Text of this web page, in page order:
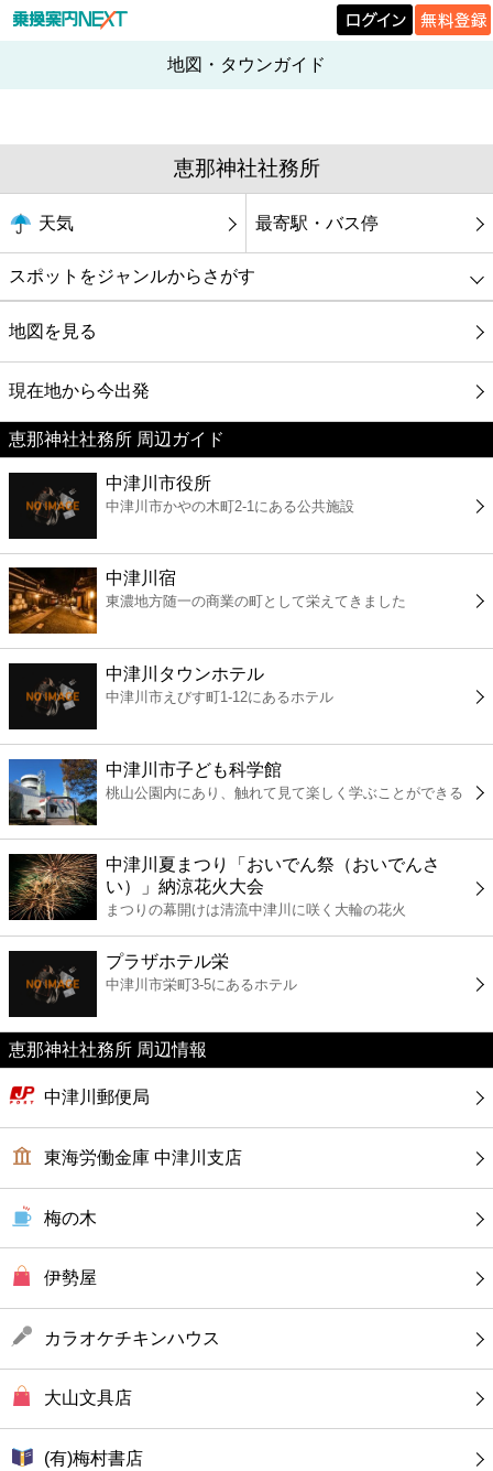
地図・タウンガイド
恵那神社社務所
天気 最寄駅・バス停
スポットをジャンルからさがす
グルメ
映画
美容
コンビニ
薬局
スーパー
エンタメ
レジャー
書店
ファミレス
ファーストフード
カフェ
ショッピング
銀行
公共
病院
ホテル
地図を見る
現在地から今出発
恵那神社社務所 周辺ガイド
中津川市役所
中津川市かやの木町2-1にある公共施設
中津川宿
東濃地方随一の商業の町として栄えてきました
中津川タウンホテル
中津川市えびす町1-12にあるホテル
中津川市子ども科学館
桃山公園内にあり、触れて見て楽しく学ぶことができる
中津川夏まつり「おいでん祭（おいでんさ
い）」納涼花火大会
まつりの幕開けは清流中津川に咲く大輪の花火
プラザホテル栄
中津川市栄町3-5にあるホテル
恵那神社社務所 周辺情報
中津川郵便局
東海労働金庫 中津川支店
梅の木
伊勢屋
カラオケチキンハウス
大山文具店
(有)梅村書店